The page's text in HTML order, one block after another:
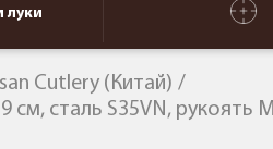
луки
Cutlery (Китай)
см, сталь S35VN, рукоять